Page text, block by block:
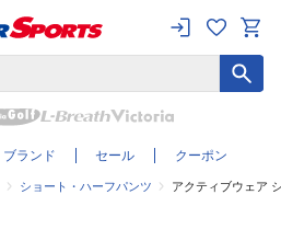
ブランド セール クーポン
ショート・ハーフパンツ アクティブウェア